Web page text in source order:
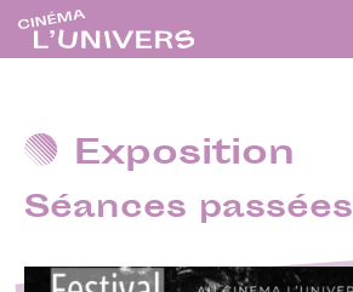
Exposition
Séances passées